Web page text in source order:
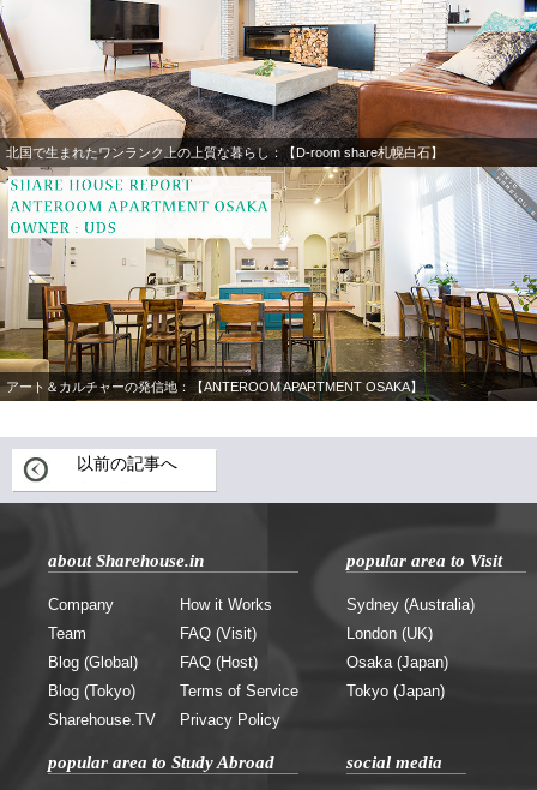
北国で生まれたワンランク上の上質な暮らし：【D-room share札幌白石】
アート＆カルチャーの発信地：【ANTEROOM APARTMENT OSAKA】
以前の記事へ
about Sharehouse.in
Company
Team
Blog (Global)
Blog (Tokyo)
Sharehouse.TV
How it Works
FAQ (Visit)
FAQ (Host)
Terms of Service
Privacy Policy
popular area to Visit
Sydney (Australia)
London (UK)
Osaka (Japan)
Tokyo (Japan)
popular area to Study Abroad social media